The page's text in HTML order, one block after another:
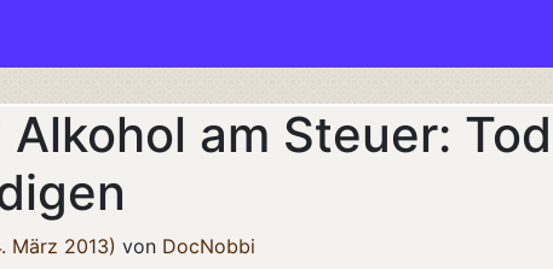
Alkohol am Steuer: Tod
März 2013) von DocNobbi